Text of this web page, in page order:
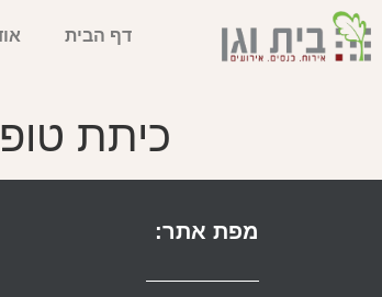
דף הבית
כיתת
מפת אתר: